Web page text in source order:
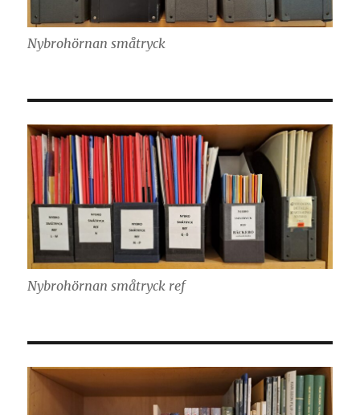
Nybrohörnan småtryck
Nybrohörnan småtryck ref